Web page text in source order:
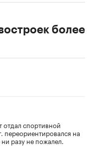
более
отдал спортивной
переориентировался на
разу не пожалел.